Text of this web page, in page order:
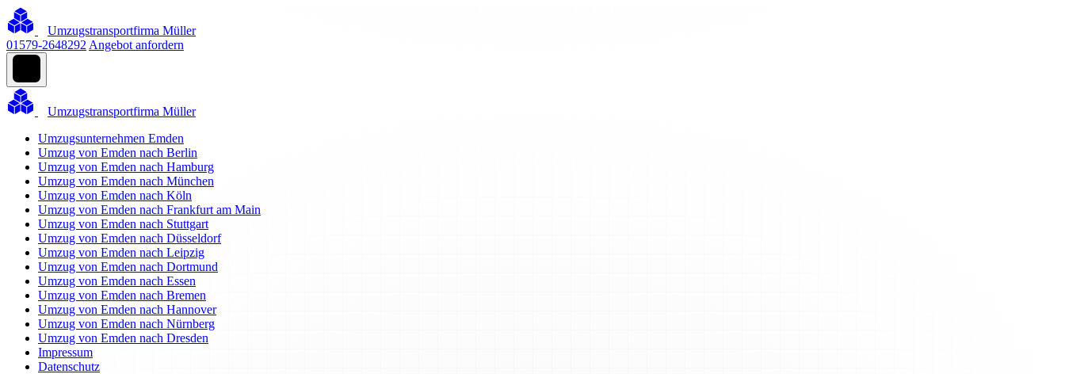
Umzugstransportfirma Müller
01579-2648292 Angebot anfordern
Umzugstransportfirma Müller
Umzugsunternehmen Emden
Umzug von Emden nach Berlin
Umzug von Emden nach Hamburg
Umzug von Emden nach München
Umzug von Emden nach Köln
Umzug von Emden nach Frankfurt am Main
Umzug von Emden nach Stuttgart
Umzug von Emden nach Düsseldorf
Umzug von Emden nach Leipzig
Umzug von Emden nach Dortmund
Umzug von Emden nach Essen
Umzug von Emden nach Bremen
Umzug von Emden nach Hannover
Umzug von Emden nach Nürnberg
Umzug von Emden nach Dresden
Impressum
Datenschutz